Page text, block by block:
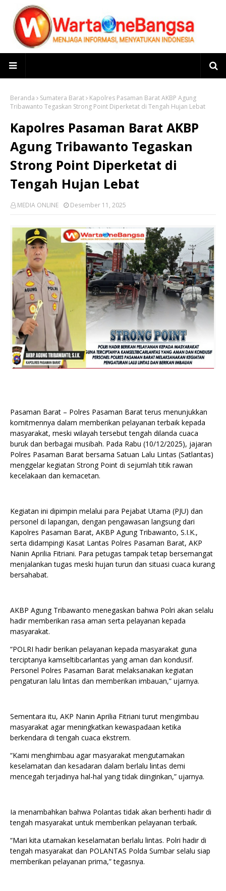
Beranda Sumatera Barat
Kapolres Pasaman Barat AKBP Agung
Tribawanto Tegaskan Strong Point Diperketat di Tengah Hujan Lebat
Kapolres Pasaman Barat AKBP
Agung Tribawanto Tegaskan
Strong Point Diperketat di
Tengah Hujan Lebat
MEDIA ONLINE Desember 11, 2025
Pasaman Barat – Polres Pasaman Barat terus menunjukkan
komitmennya dalam memberikan pelayanan terbaik kepada
masyarakat, meski wilayah tersebut tengah dilanda cuaca
buruk dan berbagai musibah. Pada Rabu (10/12/2025), jajaran
Polres Pasaman Barat bersama Satuan Lalu Lintas (Satlantas)
menggelar kegiatan Strong Point di sejumlah titik rawan
kecelakaan dan kemacetan.
Kegiatan ini dipimpin melalui para Pejabat Utama (PJU) dan
personel di lapangan, dengan pengawasan langsung dari
Kapolres Pasaman Barat, AKBP Agung Tribawanto, S.I.K.,
serta didampingi Kasat Lantas Polres Pasaman Barat, AKP
Nanin Aprilia Fitriani. Para petugas tampak tetap bersemangat
menjalankan tugas meski hujan turun dan situasi cuaca kurang
bersahabat.
AKBP Agung Tribawanto menegaskan bahwa Polri akan selalu
hadir memberikan rasa aman serta pelayanan kepada
masyarakat.
“POLRI hadir berikan pelayanan kepada masyarakat guna
terciptanya kamseltibcarlantas yang aman dan kondusif.
Personel Polres Pasaman Barat melaksanakan kegiatan
pengaturan lalu lintas dan memberikan imbauan,” ujarnya.
Sementara itu, AKP Nanin Aprilia Fitriani turut mengimbau
masyarakat agar meningkatkan kewaspadaan ketika
berkendara di tengah cuaca ekstrem.
“Kami menghimbau agar masyarakat mengutamakan
keselamatan dan kesadaran dalam berlalu lintas demi
mencegah terjadinya hal-hal yang tidak diinginkan,” ujarnya.
Ia menambahkan bahwa Polantas tidak akan berhenti hadir di
tengah masyarakat untuk memberikan pelayanan terbaik.
“Mari kita utamakan keselamatan berlalu lintas. Polri hadir di
tengah masyarakat dan POLANTAS Polda Sumbar selalu siap
memberikan pelayanan prima,” tegasnya.